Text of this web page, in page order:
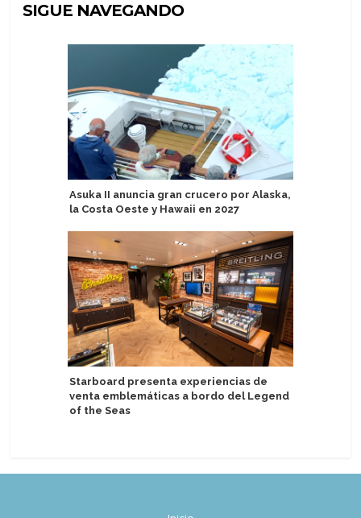
SIGUE NAVEGANDO
Asuka II anuncia gran crucero por Alaska,
la Costa Oeste y Hawaii en 2027
Starboard presenta experiencias de
venta emblemáticas a bordo del Legend
of the Seas